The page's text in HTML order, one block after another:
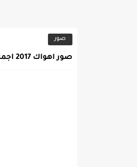
صور
صور اهواك 2017 اجمل بوستات متنوعه للفيس